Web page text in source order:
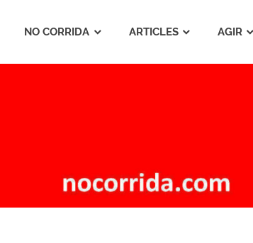
ACCUEILNO CORRIDA ARTICLES AGIR